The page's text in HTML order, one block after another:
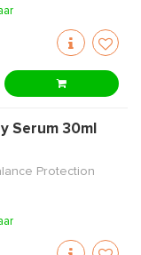
Serum 30ml
Protection